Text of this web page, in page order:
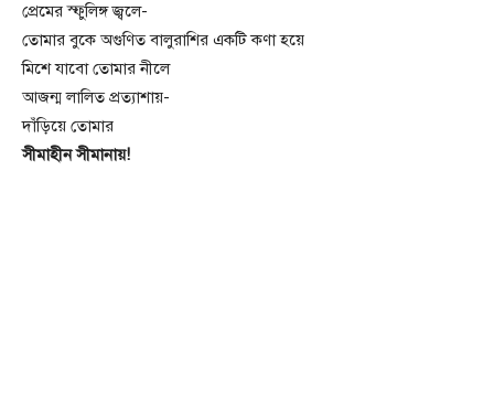
প্রেমের স্ফুলিঙ্গ জ্বলে-
তোমার বুকে অগুণিত বালুরাশির একটি কণা হয়ে
মিশে যাবো তোমার নীলে
আজন্ম লালিত প্রত্যাশায়-
দাঁড়িয়ে তোমার
সীমাহীন সীমানায়!